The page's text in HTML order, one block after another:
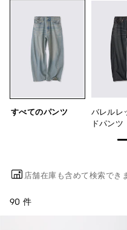
すべてのパンツ
バレルレ
ドパンツ
店舗在庫も含めて検索でき
90 件